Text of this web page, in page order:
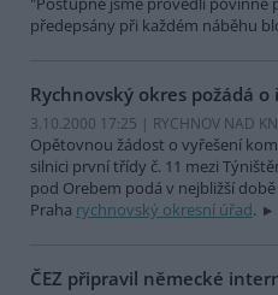
předepsány při každém náběhu
Rychnovský okres požádá
3.10.2000 17:25 | RYCHNOV NAD
Opětovnou žádost o vyřešení
silnici první třídy č. 11 mezi
pod Orebem podá v nejbližší době
Praha rychnovský okresní úřad.
ČEZ připravil německé